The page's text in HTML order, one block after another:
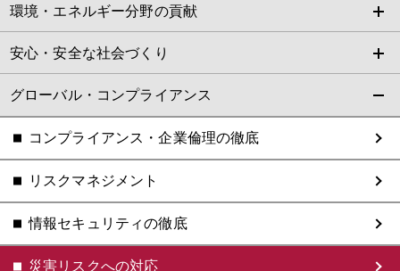
環境・エネルギー分野の貢献
安心・安全な社会づくり
グローバル・コンプライアンス
コンプライアンス・企業倫理の徹底
リスクマネジメント
情報セキュリティの徹底
災害リスクへの対応